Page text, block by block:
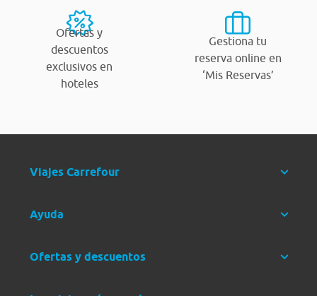
Ofertas y
descuentos
exclusivos en
hoteles
Gestiona tu
reserva online en
‘Mis Reservas’
Viajes Carrefour
Ayuda
Ofertas y descuentos